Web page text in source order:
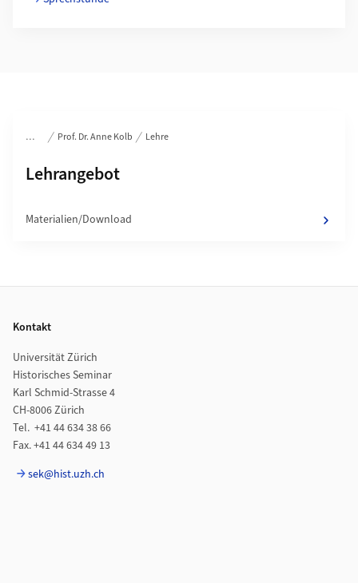
Prof. Dr. Anne Kolb Lehre
Unterseiten von
Lehrangebot
Materialien/Download
Kontakt
Universität Zürich
Historisches Seminar
Karl Schmid-Strasse 4
CH-8006 Zürich
Tel. +41 44 634 38 66
Fax. +41 44 634 49 13
sek@hist.uzh.ch